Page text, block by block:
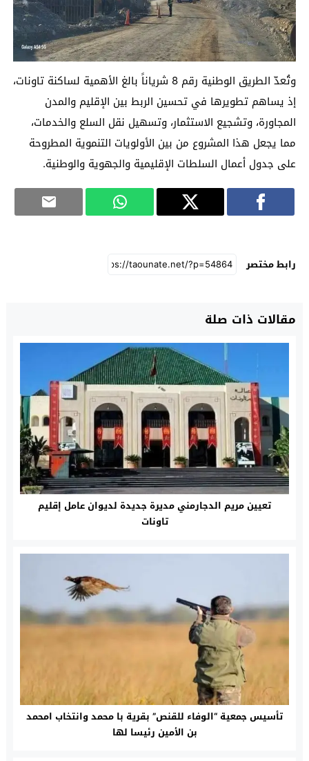
وتُعدّ الطريق الوطنية رقم 8 شرياناً بالغ الأهمية لساكنة تاونات،
إذ يساهم تطويرها في تحسين الربط بين الإقليم والمدن
المجاورة، وتشجيع الاستثمار، وتسهيل نقل السلع والخدمات،
مما يجعل هذا المشروع من بين الأولويات التنموية المطروحة
على جدول أعمال السلطات الإقليمية والجهوية والوطنية.
رابط مختصر
مقالات ذات صلة
تعيين مريم الدجارمني مديرة جديدة لديوان عامل إقليم
تاونات
تأسيس جمعية “الوفاء للقنص” بقرية با محمد وانتخاب امحمد
بن الأمين رئيسا لها